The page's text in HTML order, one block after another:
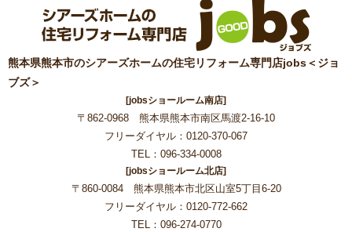
熊本県熊本市のシアーズホームの住宅リフォーム専門店jobs＜ジョ
ブズ＞
[jobsショールーム南店]
〒862-0968 熊本県熊本市南区馬渡2-16-10
フリーダイヤル：0120-370-067
TEL：096-334-0008
[jobsショールーム北店]
〒860-0084 熊本県熊本市北区山室5丁目6-20
フリーダイヤル：0120-772-662
TEL：096-274-0770